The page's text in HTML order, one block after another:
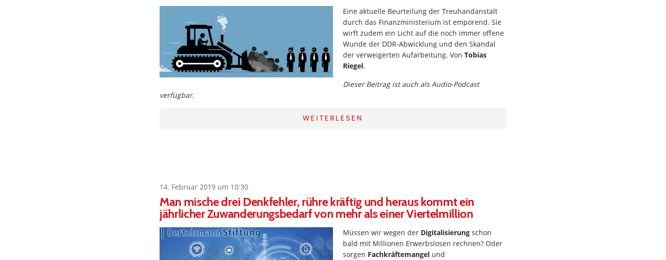
Eine aktuelle Beurteilung der Treuhandanstalt
durch das Finanzministerium ist empörend. Sie
wirft zudem ein Licht auf die noch immer offene
Wunde der DDR-Abwicklung und den Skandal
der verweigerten Aufarbeitung. Von Tobias
Riegel.
Dieser Beitrag ist auch als Audio-Podcast
verfügbar.
WEITERLESEN
14. Februar 2019 um 10:30
Man mische drei Denkfehler, rühre kräftig und heraus kommt ein
jährlicher Zuwanderungsbedarf von mehr als einer Viertelmillion
Müssen wir wegen der Digitalisierung schon
bald mit Millionen Erwerbslosen rechnen? Oder
sorgen Fachkräftemangel und